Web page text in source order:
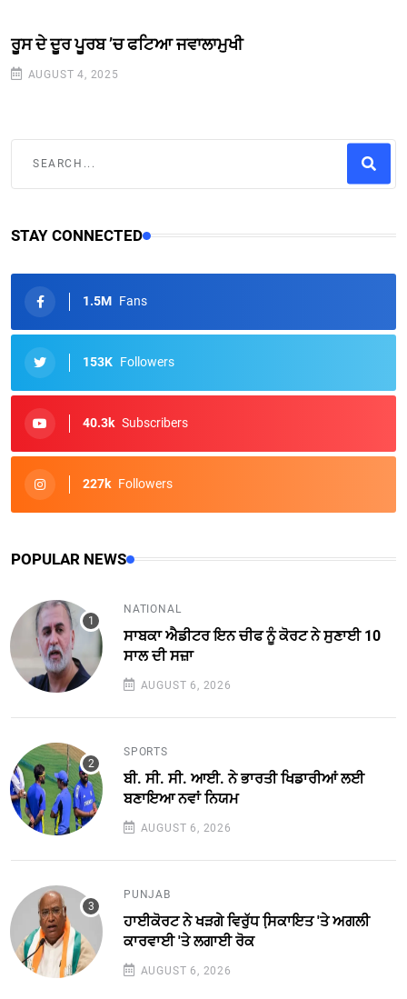
ਰੂਸ ਦੇ ਦੂਰ ਪੂਰਬ ’ਚ ਫਟਿਆ ਜਵਾਲਾਮੁਖੀ
AUGUST 4, 2025
STAY CONNECTED
1.5M Fans
153K Followers
40.3k Subscribers
227k Followers
POPULAR NEWS
NATIONAL
ਸਾਬਕਾ ਐਡੀਟਰ ਇਨ ਚੀਫ ਨੂੰ ਕੋਰਟ ਨੇ ਸੁਣਾਈ 10
ਸਾਲ ਦੀ ਸਜ਼ਾ
AUGUST 6, 2026
SPORTS
ਬੀ. ਸੀ. ਸੀ. ਆਈ. ਨੇ ਭਾਰਤੀ ਖਿਡਾਰੀਆਂ ਲਈ
ਬਣਾਇਆ ਨਵਾਂ ਨਿਯਮ
AUGUST 6, 2026
PUNJAB
ਹਾਈਕੋਰਟ ਨੇ ਖੜਗੇ ਵਿਰੁੱਧ ਸਿ਼ਕਾਇਤ 'ਤੇ ਅਗਲੀ
ਕਾਰਵਾਈ 'ਤੇ ਲਗਾਈ ਰੋਕ
AUGUST 6, 2026